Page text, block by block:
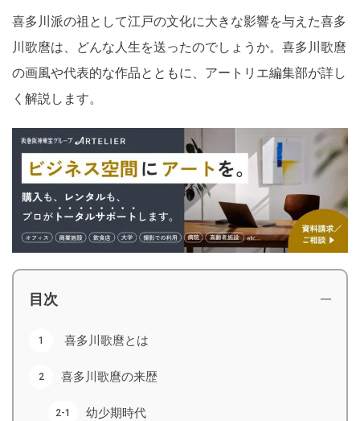
喜多川派の祖として江戸の文化に大きな影響を与えた喜多
川歌麿は、どんな人生を送ったのでしょうか。喜多川歌麿
の画風や代表的な作品とともに、アートリエ編集部が詳し
く解説します。
目次
喜多川歌麿とは
喜多川歌麿の来歴
幼少期時代